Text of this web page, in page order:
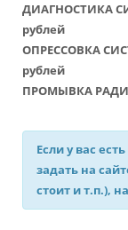
ДИАГНОСТИКА
рублей
ОПРЕССОВКА
рублей
ПРОМЫВКА
Если у вас
задать на
стоит и т.п.),